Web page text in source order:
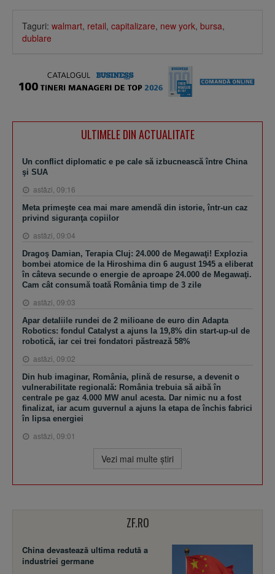
Taguri: walmart, retail, capitalizare, new york, bursa,
dublare
ULTIMELE DIN ACTUALITATE
Un conflict diplomatic e pe cale să izbucnească între China
şi SUA
astăzi, 09:16
Meta primeşte cea mai mare amendă din istorie, într-un caz
privind siguranţa copiilor
astăzi, 09:04
Dragoş Damian, Terapia Cluj: 24.000 de Megawaţi! Explozia
bombei atomice de la Hiroshima din 6 august 1945 a eliberat
în câteva secunde o energie de aproape 24.000 de Megawaţi.
Cam cât consumă toată România timp de 3 zile
astăzi, 09:03
Apar detaliile rundei de 2 milioane de euro din Adapta
Robotics: fondul Catalyst a ajuns la 19,8% din start-up-ul de
robotică, iar cei trei fondatori păstrează 58%
astăzi, 09:02
Din hub imaginar, România, plină de resurse, a devenit o
vulnerabilitate regională: România trebuia să aibă în
centrale pe gaz 4.000 MW anul acesta. Dar nimic nu a fost
finalizat, iar acum guvernul a ajuns la etapa de închis fabrici
în lipsa energiei
astăzi, 09:01
Vezi mai multe ştiri
ZF.RO
China devastează ultima redută a
industriei germane